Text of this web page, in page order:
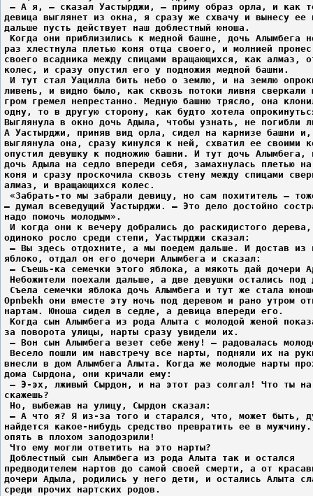
– А я, – сказал Уастырджи, – приму образ орла, и как
девица выглянет из окна, я сразу же схвачу и вынесу ее
дальше пусть действует наш доблестный юноша.
Когда они приблизились к медной башне, дочь Алымбега
раз хлестнула плетью коня отца своего, и молнией
своего всадника между спицами вращающихся, как алмаз,
колес, и сразу опустил его у подножия медной башни.
И тут стал Уацилла бить небо о землю, и на землю
ливень, и видно было, как сквозь потоки ливня сверкали
гром гремел непрестанно. Медную башню трясло, она
одну, то в другую сторону, как будто хотела
Выглянула в окно дочь Адыла, чтобы узнать, не погибли
А Уастырджи, приняв вид орла, сидел на карнизе башни
выглянула она, сразу кинулся к ней, схватил ее своими
опустил девушку к подножию башни. И тут дочь Алымбега,
дочь Адыла на седло впереди себя, замахнулась плетью
коня и сразу проскочила сквозь стену между спицами
алмаз, и вращающихся колес.
«Забрать-то мы забрали девицу, но сам похититель –
– думал всеведущий Уастырджи. – Это дело достойно
надо помочь молодым».
И когда они к вечеру добрались до раскидистого
одиноко росло среди степи, Уастырджи сказал:
– Вы здесь отдохните, а мы поедем дальше. И достав из
яблоко, отдал он его дочери Алымбега и сказал:
– Съешь-ка семечки этого яблока, а мякоть дай дочери
Небожители поехали дальше, а две девушки остались под
Съела семечки яблока дочь Алымбега и тут же стала
Opnbekh они вместе эту ночь под деревом и рано утром
нартам. Юноша сидел в седле, а девица впереди его.
Когда сын Алымбега из рода Алыта с молодой женой
за поворота улицы, нарты сразу увидели их.
– Вон сын Алымбега везет себе жену! – радовалась
Весело пошли им навстречу все нарты, подняли их на
внесли в дом Алымбега Алыта. Когда же молодые нарты
дома Сырдона, они кричали ему:
– Э-эх, лживый Сырдон, и на этот раз солгал! Что ты
скажешь?
Но, выбежав на улицу, Сырдон сказал:
– А что я? Я из-за того и старался, что, может быть,
найдется какое-нибудь средство превратить ее в
опять в плохом заподозрили!
Что ему могли ответить на это нарты?
Доблестный сын Алымбега из рода Алыта так и остался
предводителем нартов до самой своей смерти, а от
дочери Адыла, родились у него дети, и остались Алыта
среди прочих нартских родов.